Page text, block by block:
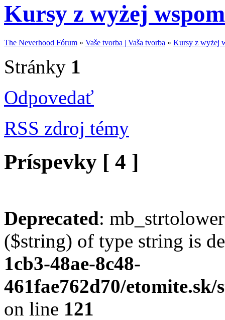
Kursy z wyżej
The Neverhood Fórum » Vaše tvorba | Vaša tvorba » Kursy z wyżej
Stránky 1
Odpovedať
RSS zdroj témy
Príspevky [ 4 ]
Deprecated:
($string) of type string is
1cb3-48ae-8c48-
461fae762d70/
on line 121